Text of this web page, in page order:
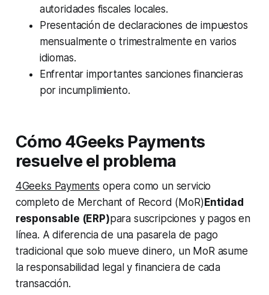
autoridades fiscales locales.
Presentación de declaraciones de impuestos
mensualmente o trimestralmente en varios
idiomas.
Enfrentar importantes sanciones financieras
por incumplimiento.
Cómo 4Geeks Payments
resuelve el problema
4Geeks Payments opera como un servicio
completo de Merchant of Record (MoR) Entidad
responsable (ERP)para suscripciones y pagos en
línea. A diferencia de una pasarela de pago
tradicional que solo mueve dinero, un MoR asume
la responsabilidad legal y financiera de cada
transacción.